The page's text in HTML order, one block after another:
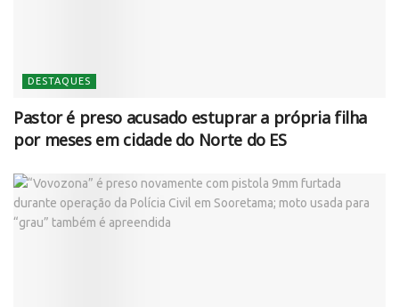
DESTAQUES
Pastor é preso acusado estuprar a própria filha
por meses em cidade do Norte do ES